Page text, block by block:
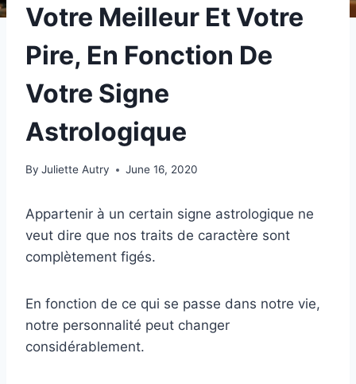
Votre Meilleur Et Votre
Pire, En Fonction De
Votre Signe
Astrologique
By Juliette Autry June 16, 2020
Appartenir à un certain signe astrologique ne
veut dire que nos traits de caractère sont
complètement figés.
En fonction de ce qui se passe dans notre vie,
notre personnalité peut changer
considérablement.